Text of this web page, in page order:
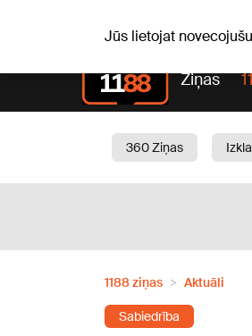
Jūs lietojat
Ziņas
360 Ziņas
1188 ziņas Aktuāli
Sabiedrība